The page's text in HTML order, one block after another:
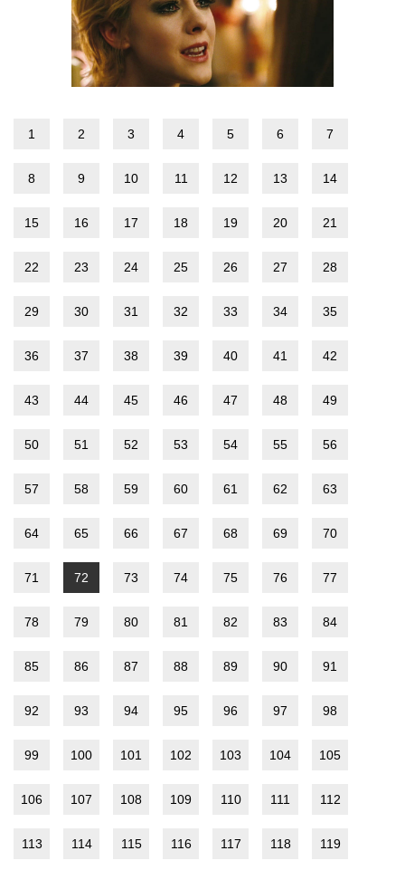
1 2 3 4 5 6 7
8 9 10 11 12 13 14
15 16 17 18 19 20 21
22 23 24 25 26 27 28
29 30 31 32 33 34 35
36 37 38 39 40 41 42
43 44 45 46 47 48 49
50 51 52 53 54 55 56
57 58 59 60 61 62 63
64 65 66 67 68 69 70
71 72 73 74 75 76 77
78 79 80 81 82 83 84
85 86 87 88 89 90 91
92 93 94 95 96 97 98
99 100 101 102 103 104 105
106 107 108 109 110 111 112
113 114 115 116 117 118 119